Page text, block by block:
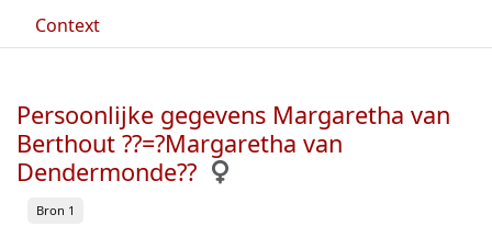
Context
Persoonlijke gegevens Margaretha van
Berthout ??=?Margaretha van
Dendermonde??
Bron 1